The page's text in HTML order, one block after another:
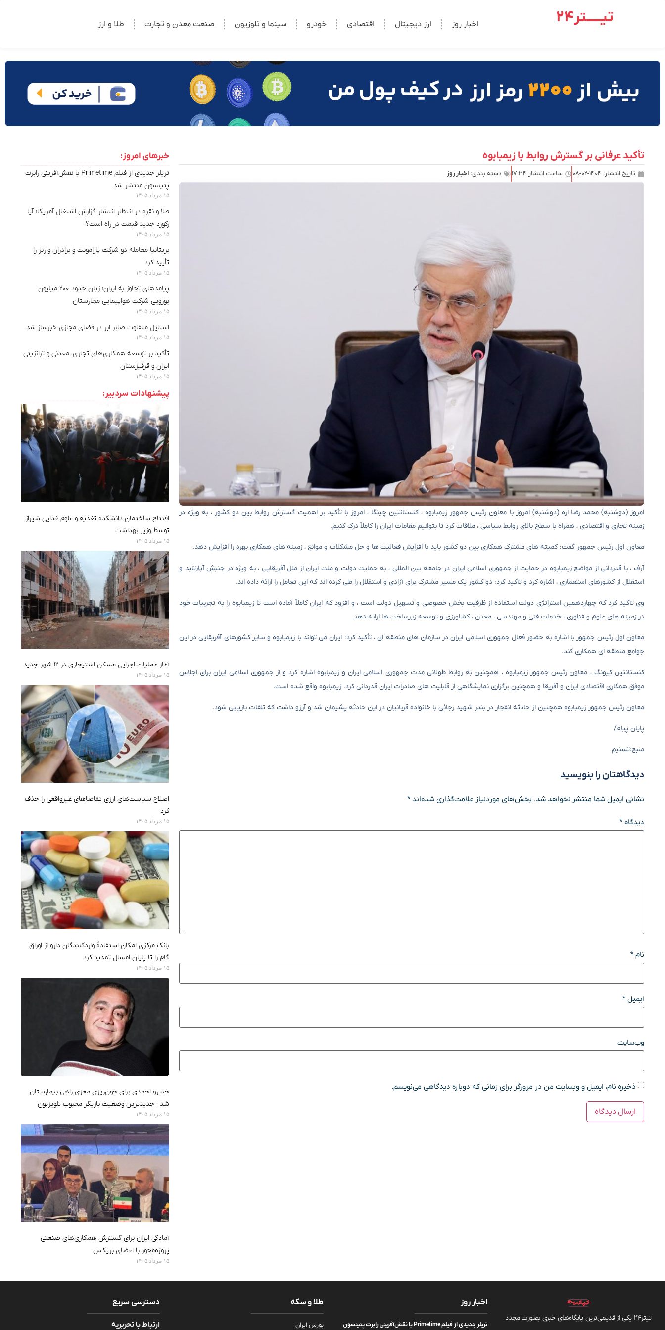
تیـــــتر24 اخبار روز ارز دیجیتال اقتصادی خودرو سینما و تلوزیون صنعت معدن و تجارت طلا و ارز
تأکید عرفانی بر گسترش روابط با زیمبابوه
تاریخ انتشار: ۱۴۰۴-۰۲-۰۸ ساعت انتشار ۱۷:۳۴ دسته بندی: اخبار روز
امروز (دوشنبه) محمد رضا اره (دوشنبه) امروز با معاون رئیس جمهور زیمبابوه ، کنستانتین چینگا ، امروز با تأکید بر اهمیت گسترش روابط بین دو کشور ، به ویژه در
زمینه تجاری و اقتصادی ، همراه با سطح بالای روابط سیاسی ، ملاقات کرد تا بتوانیم مقامات ایران را کاملاً درک کنیم.
معاون اول رئیس جمهور گفت: کمیته های مشترک همکاری بین دو کشور باید با افزایش فعالیت ها و حل مشکلات و موانع ، زمینه های همکاری بهره را افزایش دهد.
آرف ، با قدردانی از مواضع زیمبابوه در حمایت از جمهوری اسلامی ایران در جامعه بین المللی ، به حمایت دولت و ملت ایران از ملل آفریقایی ، به ویژه در جنبش آپارتاید و
استقلال از کشورهای استعماری ، اشاره کرد و تأکید کرد: دو کشور یک مسیر مشترک برای آزادی و استقلال را طی کرده اند که این تعامل را ارائه داده اند.
وی تأکید کرد که چهاردهمین استراتژی دولت استفاده از ظرفیت بخش خصوصی و تسهیل دولت است ، و افزود که ایران کاملاً آماده است تا زیمبابوه را به تجربیات خود
در زمینه های علوم و فناوری ، خدمات فنی و مهندسی ، معدن ، کشاورزی و توسعه زیرساخت ها ارائه دهد.
معاون اول رئیس جمهور با اشاره به حضور فعال جمهوری اسلامی ایران در سازمان های منطقه ای ، تأکید کرد: ایران می تواند با زیمبابوه و سایر کشورهای آفریقایی در این
جوامع منطقه ای همکاری کند.
کنستانتین کیونگ ، معاون رئیس جمهور زیمبابوه ، همچنین به روابط طولانی مدت جمهوری اسلامی ایران و زیمبابوه اشاره کرد و از جمهوری اسلامی ایران برای اجلاس
موفق همکاری اقتصادی ایران و آفریقا و همچنین برگزاری نمایشگاهی از قابلیت های صادرات ایران قدردانی کرد. زیمبابوه واقع شده است.
معاون رئیس جمهور زیمبابوه همچنین از حادثه انفجار در بندر شهید رجائی با خانواده قربانیان در این حادثه پشیمان شد و آرزو داشت که تلفات بازیابی شود.
پایان پیام/
منبع:تسنیم
دیدگاهتان را بنویسید
نشانی ایمیل شما منتشر نخواهد شد. بخش‌های موردنیاز علامت‌گذاری شده‌اند*
دیدگاه*
نام*
ایمیل*
وب‌سایت
ذخیره نام، ایمیل و وبسایت من در مرورگر برای زمانی که دوباره دیدگاهی می‌نویسم.
خبرهای امروز:
تریلر جدیدی از فیلم Primetime با نقش‌آفرینی رابرت
پتینسون منتشر شد
۱۵ مرداد ۱۴۰۵
طلا و نقره در انتظار انتشار گزارش اشتغال آمریکا؛ آیا
رکورد جدید قیمت در راه است؟
۱۵ مرداد ۱۴۰۵
بریتانیا معامله دو شرکت پارامونت و برادران وارنر را
تأیید کرد
۱۵ مرداد ۱۴۰۵
پیامدهای تجاوز به ایران؛ زیان حدود ۲۰۰ میلیون
یورویی شرکت هواپیمایی مجارستان
۱۵ مرداد ۱۴۰۵
استایل متفاوت صابر ابر در فضای مجازی خبرساز شد
۱۵ مرداد ۱۴۰۵
تأکید بر توسعه همکاری‌های تجاری، معدنی و ترانزیتی
ایران و قرقیزستان
۱۵ مرداد ۱۴۰۵
پیشنهادات سردبیر:
افتتاح ساختمان دانشکده تغذیه و علوم غذایی شیراز
توسط وزیر بهداشت
۱۵ مرداد ۱۴۰۵
آغاز عملیات اجرایی مسکن استیجاری در ۱۲ شهر جدید
۱۵ مرداد ۱۴۰۵
اصلاح سیاست‌های ارزی تقاضاهای غیرواقعی را حذف
کرد
۱۵ مرداد ۱۴۰۵
بانک مرکزی امکان استفادۀ واردکنندگان دارو از اوراق
گام را تا پایان امسال تمدید کرد
۱۵ مرداد ۱۴۰۵
خسرو احمدی برای خون‌ریزی مغزی راهی بیمارستان
شد | جدیدترین وضعیت بازیگر محبوب تلویزیون
۱۵ مرداد ۱۴۰۵
آمادگی ایران برای گسترش همکاری‌های صنعتی
پروژه‌محور با اعضای بریکس
۱۵ مرداد ۱۴۰۵
تیتر24 یکی از قدیمی‌ترین پایگاه‌های خبری بصورت مجدد
اخبار روز
تریلر جدیدی از فیلم Primetime با نقش‌آفرینی رابرت پتینسون
طلا و سکه
بورس ایران
دسترسی سریع
ارتباط با تحریریه